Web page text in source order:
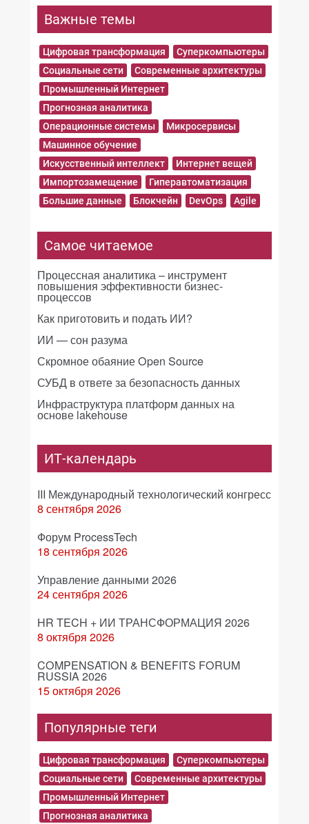
Важные темы
Цифровая трансформация
Суперкомпьютеры
Социальные сети
Современные архитектуры
Промышленный Интернет
Прогнозная аналитика
Операционные системы
Микросервисы
Машинное обучение
Искусственный интеллект
Интернет вещей
Импортозамещение
Гиперавтоматизация
Большие данные
Блокчейн DevOps Agile
Самое читаемое
Процессная аналитика – инструмент
повышения эффективности бизнес-
процессов
Как приготовить и подать ИИ?
ИИ — сон разума
Скромное обаяние Open Source
СУБД в ответе за безопасность данных
Инфраструктура платформ данных на
основе lakehouse
ИТ-календарь
III Международный технологический конгресс
8 сентября 2026
Форум ProcessTech
18 сентября 2026
Управление данными 2026
24 сентября 2026
HR TECH + ИИ ТРАНСФОРМАЦИЯ 2026
8 октября 2026
COMPENSATION & BENEFITS FORUM
RUSSIA 2026
15 октября 2026
Популярные теги
Цифровая трансформация
Суперкомпьютеры
Социальные сети
Современные архитектуры
Промышленный Интернет
Прогнозная аналитика